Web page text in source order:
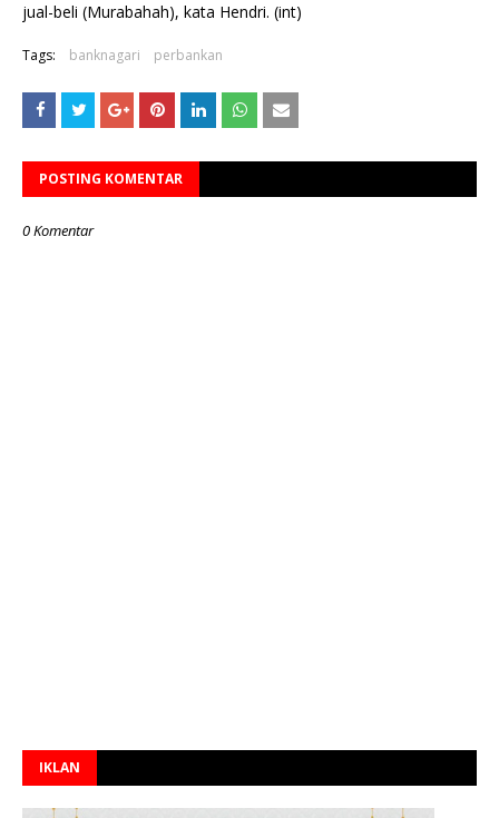
jual-beli (Murabahah), kata Hendri. (int)
Tags: banknagari perbankan
POSTING KOMENTAR
0 Komentar
IKLAN